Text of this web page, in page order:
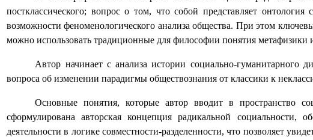
постклассического; вопрос о том, что собой представляет
возможности феноменологического анализа общества. При этом
можно использовать традиционные для философии понятия метафизики
Автор начинает с анализа истории социально-гуманитарного
вопроса об изменении парадигмы обществознания от классики к
Основные понятия, которые автор вводит в пространство
сформулирована авторская концепция радикальной социальности,
деятельности в логике совместности-разделенности, что позволяет